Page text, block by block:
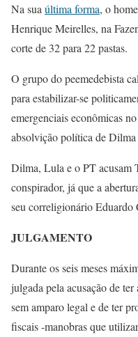
Na sua última forma, o
Henrique Meirelles, na
corte de 32 para 22 pastas.
O grupo do peemedebista
para estabilizar-se
emergenciais econômicas
absolvição política de
Dilma, Lula e o PT acusam
conspirador, já que a
seu correligionário Eduardo
JULGAMENTO
Durante os seis meses
julgada pela acusação de
sem amparo legal e de ter
fiscais -manobras que